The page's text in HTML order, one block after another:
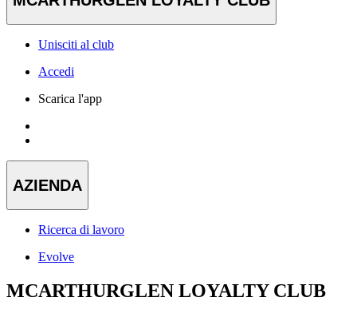
Unisciti al club
Accedi
Scarica l'app
AZIENDA
Ricerca di lavoro
Evolve
MCARTHURGLEN LOYALTY CLUB